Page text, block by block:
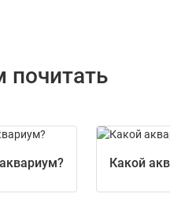
почитать
Какой